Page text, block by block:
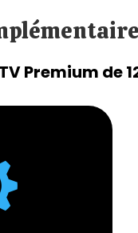
Premium de